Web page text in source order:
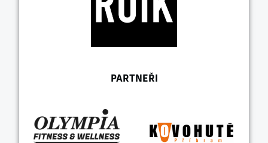
PARTNEŘI